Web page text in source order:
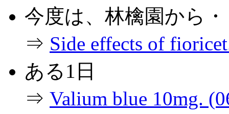
今度は、林檎園から
⇒ Side effects of
ある1日
⇒ Valium blue 10mg.